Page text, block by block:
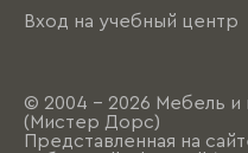
Вход на учебный центр
© 2004 - 2026 Мебель и
(Мистер Дорс)
Представленная на